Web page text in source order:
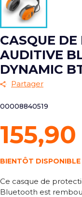
CASQUE
AUDITIVE
DYNAMIC
Partager
00008840519
BIENTÔT DISPONIBLE
Ce casque de
Bluetooth est